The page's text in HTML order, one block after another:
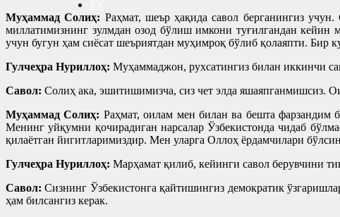
Муҳаммад Солиҳ: Раҳмат, шеър ҳақида савол берганингиз
миллатимизнинг зулмдан озод бўлиш имкони туғилгандан
учун бугун ҳам сиёсат шеъриятдан муҳимроқ бўлиб қолаяпти. Бир
Гулчеҳра Нуриллоҳ: Муҳаммаджон, рухсатингиз билан иккинчи
Савол: Солиҳ ака, эшитишимизча, сиз чет элда яшаяпганмишсиз.
Муҳаммад Солиҳ: Раҳмат, оилам мен билан ва бешта фарзандим
Менинг уйқумни қочирадиган нарсалар Ўзбекистонда чидаб
қилаётган йигитларимиздир. Мен уларга Оллоҳ ёрдамчилари
Гулчеҳра Нуриллоҳ: Марҳамат қилиб, кейинги савол берувчини
Савол: Сизнинг Ўзбекистонга қайтишингиз демократик
ҳам билсангиз керак.